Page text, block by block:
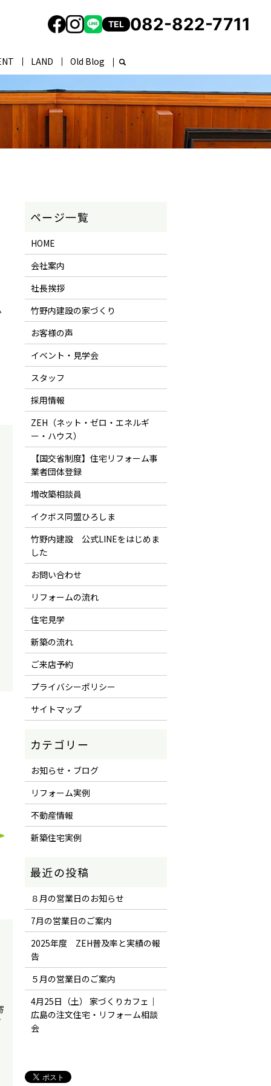
LAND Old Blog
TEL 082-822-7711
HOME
会社案内
社長挨拶
竹野内建設の家づくり
お客様の声
イベント・見学会
スタッフ
採用情報
ZEH（ネット・ゼロ・エネルギ
ー・ハウス）
【国交省制度】住宅リフォーム事
業者団体登録
増改築相談員
イクボス同盟ひろしま
竹野内建設 公式LINEをはじめま
した
お問い合わせ
リフォームの流れ
住宅見学
新築の流れ
ご来店予約
プライバシーポリシー
サイトマップ
お知らせ・ブログ
リフォーム実例
不動産情報
新築住宅実例
８月の営業日のお知らせ
7月の営業日のご案内
2025年度 ZEH普及率と実績の報
告
５月の営業日のご案内
4月25日（土） 家づくりカフェ｜
広島の注文住宅・リフォーム相談
会